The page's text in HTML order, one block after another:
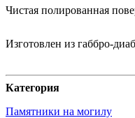
Чистая полированная
Изготовлен из габбро-
Категория
Памятники на могилу